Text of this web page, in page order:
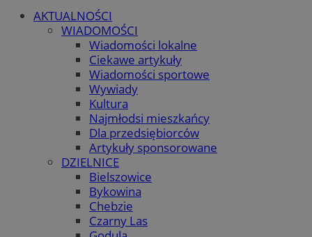
AKTUALNOŚCI
WIADOMOŚCI
Wiadomości lokalne
Ciekawe artykuły
Wiadomości sportowe
Wywiady
Kultura
Najmłodsi mieszkańcy
Dla przedsiębiorców
Artykuły sponsorowane
DZIELNICE
Bielszowice
Bykowina
Chebzie
Czarny Las